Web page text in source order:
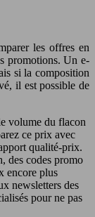
les offres en
promotions. Un e-
si la composition
il est possible de
volume du flacon
ce prix avec
qualité-prix.
des codes promo
encore plus
newsletters des
pour ne pas